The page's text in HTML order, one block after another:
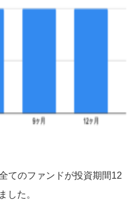
てのファンドが投資期間12
した。